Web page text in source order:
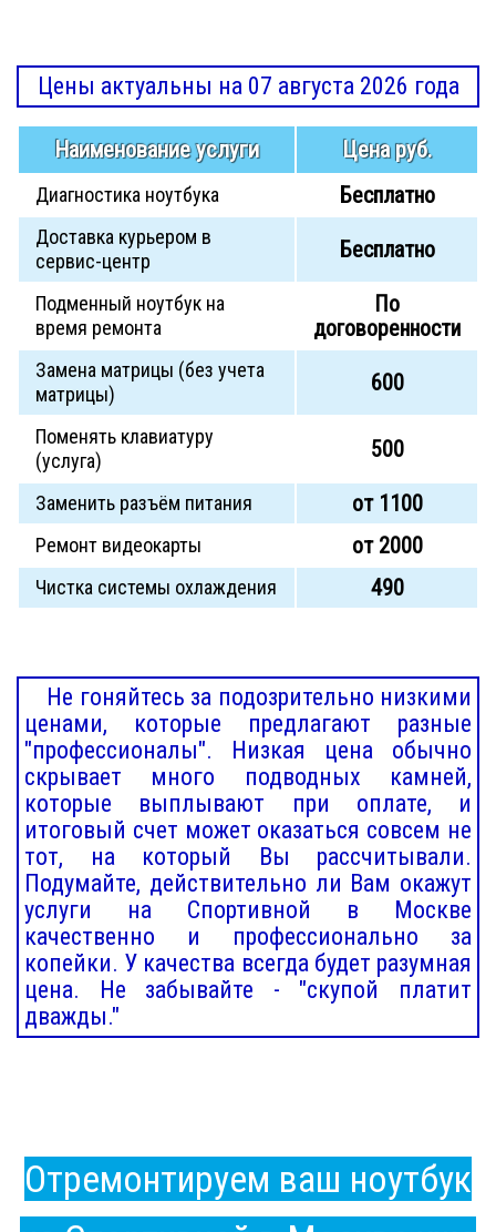
Цены актуальны на 07 августа 2026 года
Наименование услуги Цена руб.
Диагностика ноутбука Бесплатно
Доставка курьером в
сервис-центр
Бесплатно
Подменный ноутбук на
время ремонта
По
договоренности
Замена матрицы (без учета
матрицы)
600
Поменять клавиатуру
(услуга)
500
Заменить разъём питания от 1100
Ремонт видеокарты от 2000
Чистка системы охлаждения 490
Не гоняйтесь за подозрительно низкими
ценами, которые предлагают разные
"профессионалы". Низкая цена обычно
скрывает много подводных камней,
которые выплывают при оплате, и
итоговый счет может оказаться совсем не
тот, на который Вы рассчитывали.
Подумайте, действительно ли Вам окажут
услуги на Спортивной в Москве
качественно и профессионально за
копейки. У качества всегда будет разумная
цена. Не забывайте - "скупой платит
дважды."
Отремонтируем ваш ноутбук